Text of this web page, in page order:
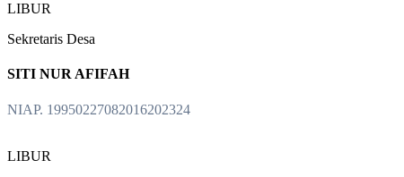
LIBUR
Sekretaris Desa
SITI NUR AFIFAH
NIAP. 19950227082016202324
LIBUR